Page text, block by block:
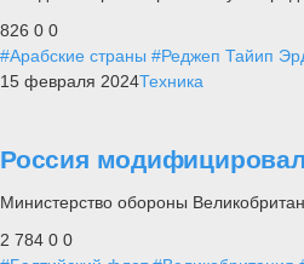
826 0 0
#Арабские страны #Реджеп Тайип
15 февраля 2024Техника
Россия
Министерство обороны
2 784 0 0